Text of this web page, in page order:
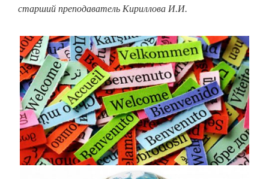
старший преподаватель Кириллова И.И.